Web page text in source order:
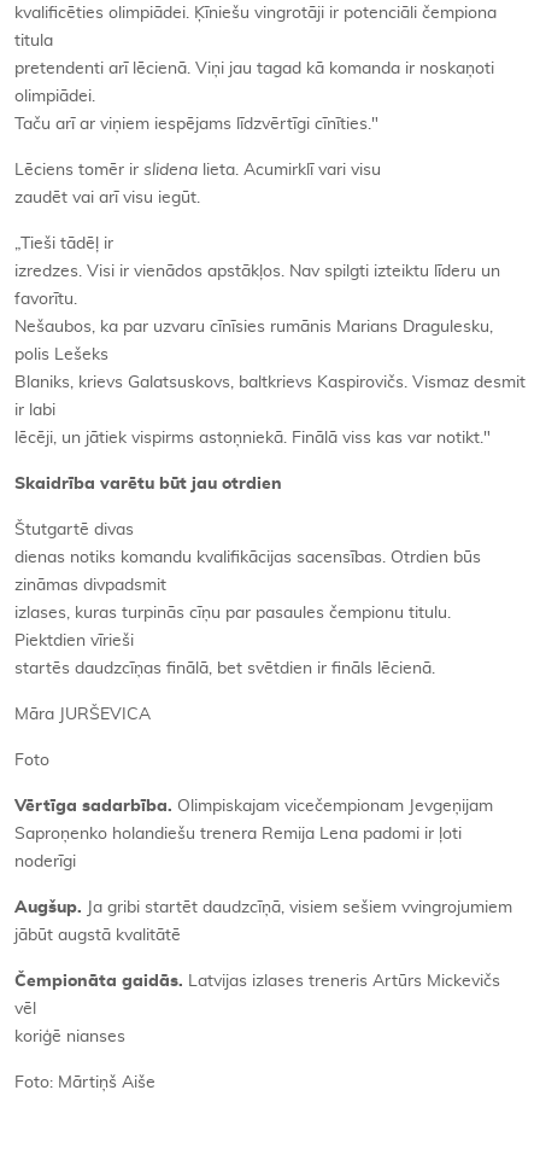
kvalificēties olimpiādei. Ķīniešu vingrotāji ir potenciāli čempiona
titula
pretendenti arī lēcienā. Viņi jau tagad kā komanda ir noskaņoti
olimpiādei.
Taču arī ar viņiem iespējams līdzvērtīgi cīnīties."
Lēciens tomēr ir slidena lieta. Acumirklī vari visu
zaudēt vai arī visu iegūt.
„Tieši tādēļ ir
izredzes. Visi ir vienādos apstākļos. Nav spilgti izteiktu līderu un
favorītu.
Nešaubos, ka par uzvaru cīnīsies rumānis Marians Dragulesku,
polis Lešeks
Blaniks, krievs Galatsuskovs, baltkrievs Kaspirovičs. Vismaz desmit
ir labi
lēcēji, un jātiek vispirms astoņniekā. Finālā viss kas var notikt."
Skaidrība varētu būt jau otrdien
Štutgartē divas
dienas notiks komandu kvalifikācijas sacensības. Otrdien būs
zināmas divpadsmit
izlases, kuras turpinās cīņu par pasaules čempionu titulu.
Piektdien vīrieši
startēs daudzcīņas finālā, bet svētdien ir fināls lēcienā.
Māra JURŠEVICA
Foto
Vērtīga sadarbība. Olimpiskajam vicečempionam Jevgeņijam
Saproņenko holandiešu trenera Remija Lena padomi ir ļoti
noderīgi
Augšup. Ja gribi startēt daudzcīņā, visiem sešiem vvingrojumiem
jābūt augstā kvalitātē
Čempionāta gaidās. Latvijas izlases treneris Artūrs Mickevičs
vēl
koriģē nianses
Foto: Mārtiņš Aiše